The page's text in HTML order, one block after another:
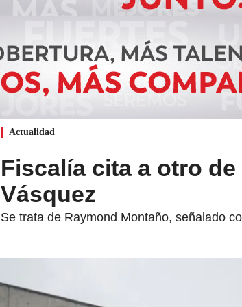
Actualidad
Fiscalía cita a otro
Vásquez
Se trata de Raymond Montaño, señalado